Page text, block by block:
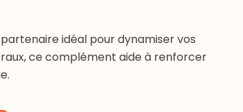
partenaire idéal pour dynamiser vos
ce complément aide à renforcer